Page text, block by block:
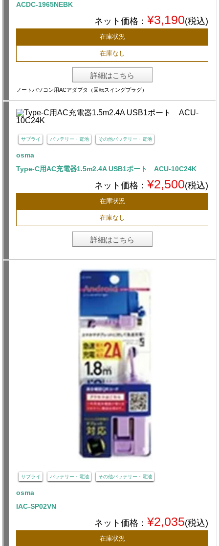
ACDC-1965NEBK
ネット価格： ¥3,190(税込)
在庫状況
在庫なし
詳細はこちら
ノートパソコン用ACアダプタ（回転スイングプラグ）
サプライ バッテリー・電池 その他バッテリー・電池
osma
Type-C用AC充電器1.5m2.4A USB1ポート ACU-10C24K
ネット価格： ¥2,500(税込)
在庫状況
在庫なし
詳細はこちら
サプライ バッテリー・電池 その他バッテリー・電池
osma
IAC-SP02VN
ネット価格： ¥2,035(税込)
在庫状況